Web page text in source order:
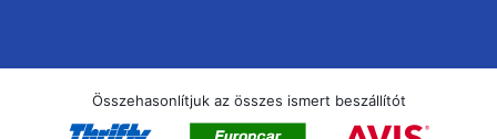
Összehasonlítjuk az összes ismert beszállítót